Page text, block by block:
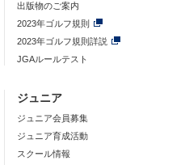
出版物のご案内
2023年ゴルフ規則
2023年ゴルフ規則詳説
JGAルールテスト
ジュニア
ジュニア会員募集
ジュニア育成活動
スクール情報